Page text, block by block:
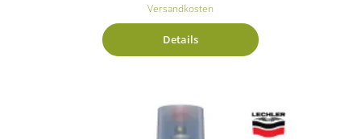
Versandkosten
Details